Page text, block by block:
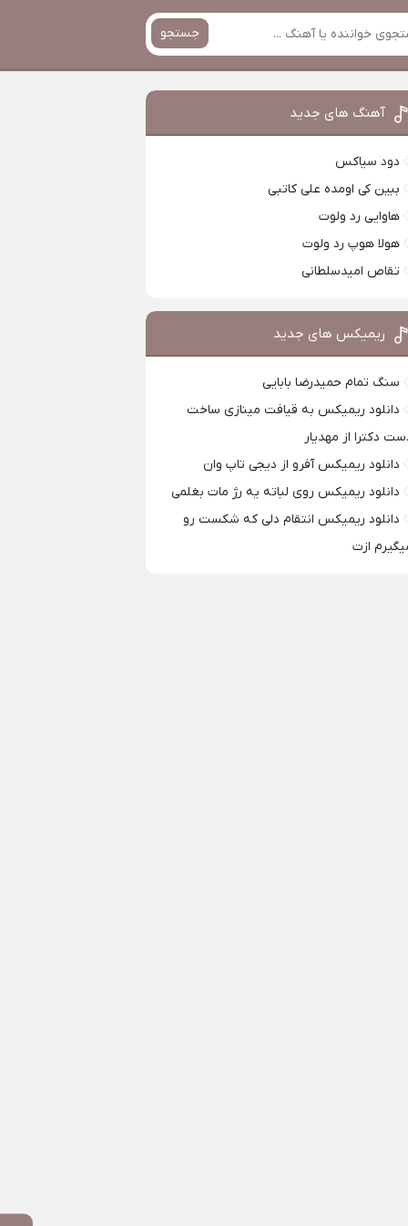
جستجو
آهنگ های جدید
دود سیاکس
ببین کی اومده علی کاتبی
هاوایی رد ولوت
هولا هوپ رد ولوت
تقاص امیدسلطانی
ریمیکس های جدید
سنگ تمام حمیدرضا بابایی
دانلود ریمیکس به قیافت مینازی ساخت
دکترا از مهدیار
دانلود ریمیکس آفرو از ديجی تاپ وان
دانلود ریمیکس روی لباته یه رژ مات بغلمی
دانلود ریمیکس انتقام دلی که شکست رو
ازت